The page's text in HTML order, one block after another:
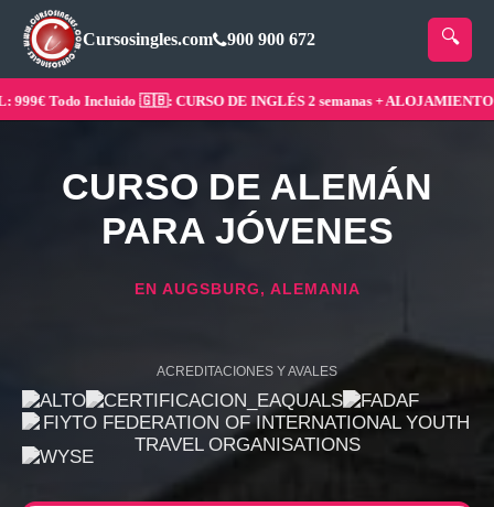
Cursosingles.com 900 900 672
Todo Incluido 🇬🇧: CURSO DE INGLÉS 2 semanas + ALOJAMIENTO
CURSO DE ALEMÁN
PARA JÓVENES
EN AUGSBURG, ALEMANIA
ACREDITACIONES Y AVALES